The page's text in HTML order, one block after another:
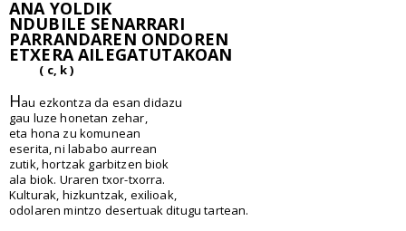
ANA YOLDIK
NDUBILE SENARRARI
PARRANDAREN ONDOREN
ETXERA AILEGATUTAKOAN
( c, k )
Hau ezkontza da esan didazu
gau luze honetan zehar,
eta hona zu komunean
eserita, ni lababo aurrean
zutik, hortzak garbitzen biok
ala biok. Uraren txor-txorra.
Kulturak, hizkuntzak, exilioak,
odolaren mintzo desertuak ditugu tartean.